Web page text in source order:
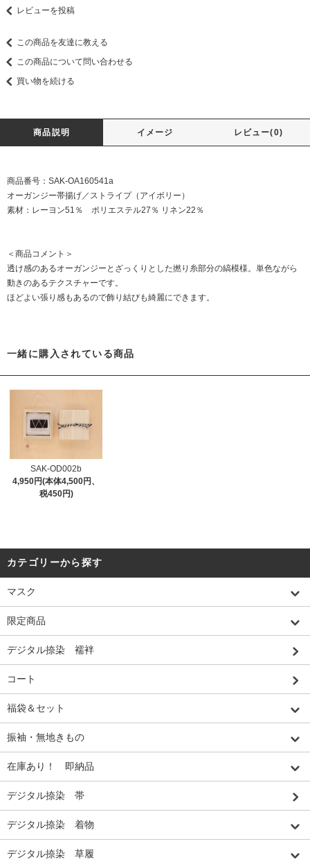
レビューを投稿
この商品を友達に教える
この商品について問い合わせる
買い物を続ける
商品説明 イメージ レビュー(0)
商品番号：SAK-OA160541a
オーガンジー帯揚げ／ストライプ（アイボリー）
素材：レーヨン51％ ポリエステル27％ リネン22％
＜商品コメント＞
透け感のあるオーガンジーとざっくりとした撚り糸部分の縞模様。単色ながら
動きのあるテクスチャーです。
ほどよい張り感もあるので飾り結びも綺麗にできます。
一緒に購入されている商品
SAK-OD002b
4,950円(本体4,500円、
税450円)
カテゴリーから探す
マスク
限定商品
デジタル捺染 襦袢
コート
福袋＆セット
振袖・無地きもの
在庫あり！ 即納品
デジタル捺染 帯
デジタル捺染 着物
デジタル捺染 草履